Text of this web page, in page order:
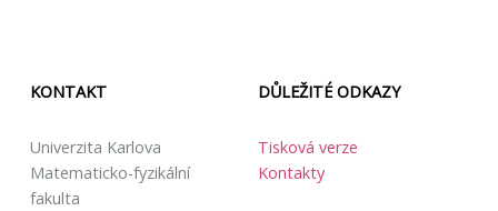
KONTAKT
Univerzita Karlova
Matematicko-fyzikální
fakulta
DŮLEŽITÉ ODKAZY
Tisková verze
Kontakty